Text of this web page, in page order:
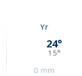
Yr
24°
15°
0 mm